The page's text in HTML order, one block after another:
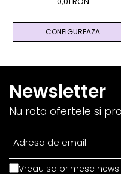
CONFIGUREAZA
Newsletter
Nu rata ofertele si
Vreau sa primesc